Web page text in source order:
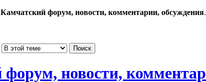
Камчатский форум, новости, комментарии, обсуждения.